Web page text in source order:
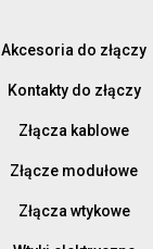
Akcesoria do złączy
Kontakty do złączy
Złącza kablowe
Złącze modułowe
Złącza wtykowe